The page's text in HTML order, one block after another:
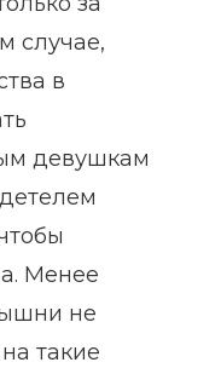
случае,
в
девушкам
Менее
не
такие